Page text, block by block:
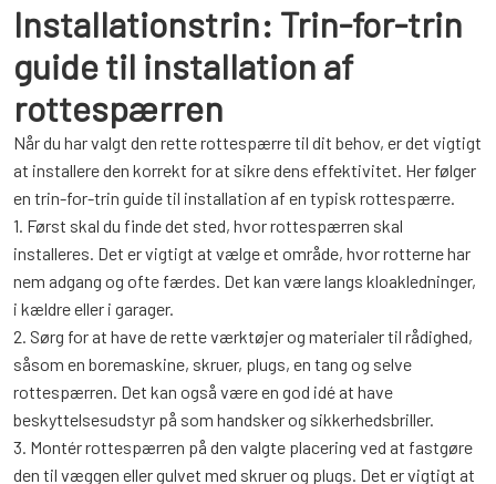
Installationstrin: Trin-for-trin
guide til installation af
rottespærren
Når du har valgt den rette rottespærre til dit behov, er det vigtigt
at installere den korrekt for at sikre dens effektivitet. Her følger
en trin-for-trin guide til installation af en typisk rottespærre.
1. Først skal du finde det sted, hvor rottespærren skal
installeres. Det er vigtigt at vælge et område, hvor rotterne har
nem adgang og ofte færdes. Det kan være langs kloakledninger,
i kældre eller i garager.
2. Sørg for at have de rette værktøjer og materialer til rådighed,
såsom en boremaskine, skruer, plugs, en tang og selve
rottespærren. Det kan også være en god idé at have
beskyttelsesudstyr på som handsker og sikkerhedsbriller.
3. Montér rottespærren på den valgte placering ved at fastgøre
den til væggen eller gulvet med skruer og plugs. Det er vigtigt at